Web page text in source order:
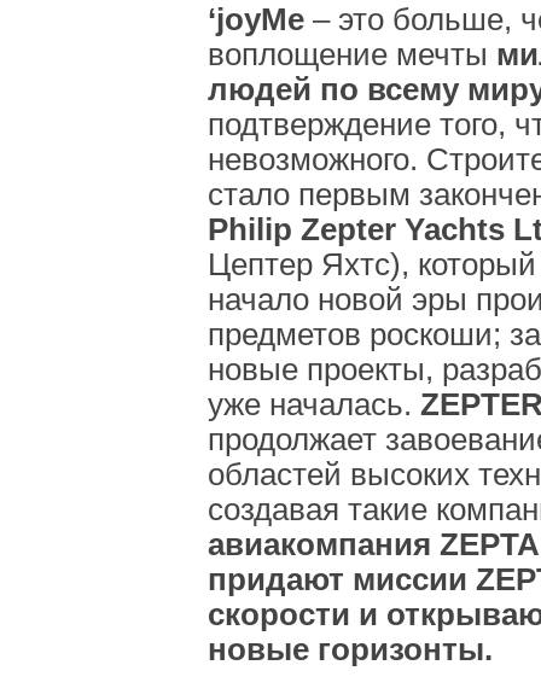
‘joyMe – это больше,
воплощение мечты
людей по всему
подтверждение того,
невозможного.
стало первым
Philip Zepter Yachts
Цептер Яхтс),
начало новой эры
предметов роскоши;
новые проекты,
уже началась.
продолжает
областей высоких
создавая такие
авиакомпания
придают миссии
скорости и
новые горизонты.